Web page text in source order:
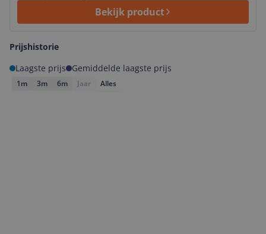
Bekijk product
Prijshistorie
Laagste prijs
Gemiddelde laagste prijs
1m 3m 6m Jaar Alles